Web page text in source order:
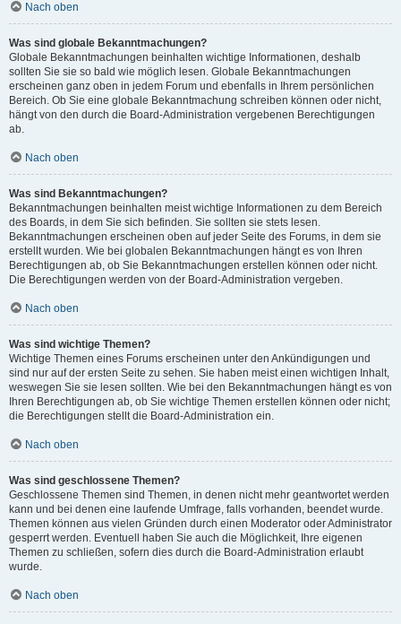
Nach oben
Was sind globale Bekanntmachungen?
Globale Bekanntmachungen beinhalten wichtige Informationen, deshalb
sollten Sie sie so bald wie möglich lesen. Globale Bekanntmachungen
erscheinen ganz oben in jedem Forum und ebenfalls in Ihrem persönlichen
Bereich. Ob Sie eine globale Bekanntmachung schreiben können oder nicht,
hängt von den durch die Board-Administration vergebenen Berechtigungen
ab.
Nach oben
Was sind Bekanntmachungen?
Bekanntmachungen beinhalten meist wichtige Informationen zu dem Bereich
des Boards, in dem Sie sich befinden. Sie sollten sie stets lesen.
Bekanntmachungen erscheinen oben auf jeder Seite des Forums, in dem sie
erstellt wurden. Wie bei globalen Bekanntmachungen hängt es von Ihren
Berechtigungen ab, ob Sie Bekanntmachungen erstellen können oder nicht.
Die Berechtigungen werden von der Board-Administration vergeben.
Nach oben
Was sind wichtige Themen?
Wichtige Themen eines Forums erscheinen unter den Ankündigungen und
sind nur auf der ersten Seite zu sehen. Sie haben meist einen wichtigen Inhalt,
weswegen Sie sie lesen sollten. Wie bei den Bekanntmachungen hängt es von
Ihren Berechtigungen ab, ob Sie wichtige Themen erstellen können oder nicht;
die Berechtigungen stellt die Board-Administration ein.
Nach oben
Was sind geschlossene Themen?
Geschlossene Themen sind Themen, in denen nicht mehr geantwortet werden
kann und bei denen eine laufende Umfrage, falls vorhanden, beendet wurde.
Themen können aus vielen Gründen durch einen Moderator oder Administrator
gesperrt werden. Eventuell haben Sie auch die Möglichkeit, Ihre eigenen
Themen zu schließen, sofern dies durch die Board-Administration erlaubt
wurde.
Nach oben